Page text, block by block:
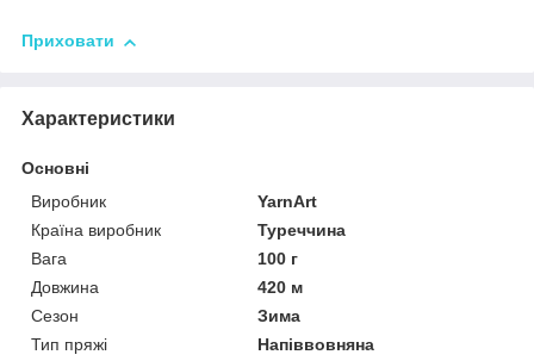
Приховати
Характеристики
Основні
Виробник
YarnArt
Країна виробник
Туреччина
Вага
100 г
Довжина
420 м
Сезон
Зима
Тип пряжі
Напіввовняна